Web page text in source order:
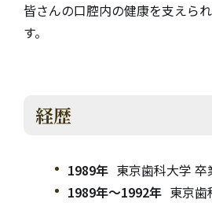
皆さんの口腔内の健康を支えら
す。
経歴
1989年 東京歯科大学 卒
1989年～1992年 東京歯